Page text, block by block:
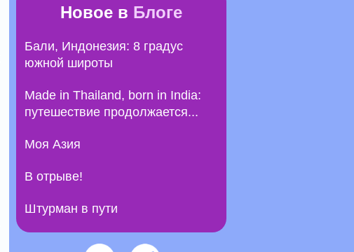
Новое в Блоге
Бали, Индонезия: 8 градус
южной широты
Made in Thailand, born in India:
путешествие продолжается...
Моя Азия
В отрыве!
Штурман в пути